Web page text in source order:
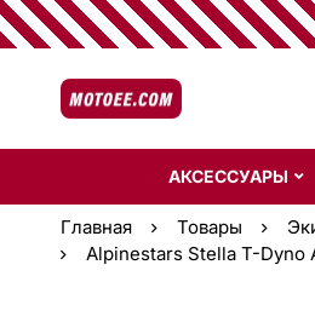
АКСЕССУАРЫ
Главная Товары
Alpinestars Stella T-Dyno